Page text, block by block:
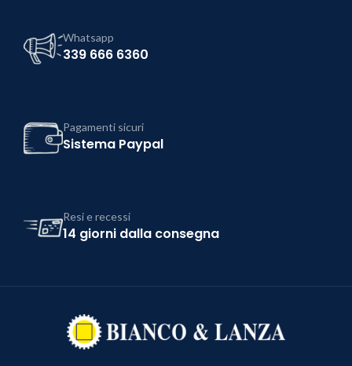
Whatsapp
339 666 6360
Pagamenti sicuri
Sistema Paypal
Resi e recessi
14 giorni dalla consegna